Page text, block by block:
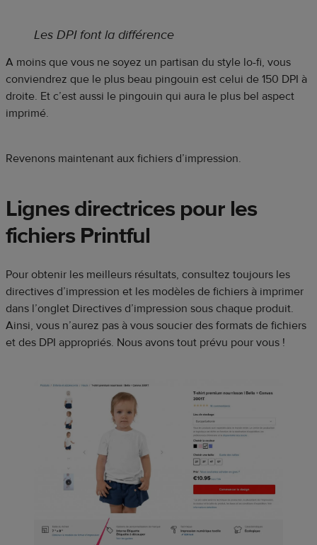
Les DPI font la différence
A moins que vous ne soyez un partisan du style lo-fi, vous
conviendrez que le plus beau pingouin est celui de 150 DPI à
droite. Et c’est aussi le pingouin qui aura le plus bel aspect
imprimé.
Revenons maintenant aux fichiers d’impression.
Lignes directrices pour les
fichiers Printful
Pour obtenir les meilleurs résultats, consultez toujours les
directives d’impression et les modèles de fichiers à imprimer
dans l’onglet Directives d’impression sous chaque produit.
Ainsi, vous n’aurez pas à vous soucier des formats de fichiers
et des DPI appropriés. Nous avons tout prévu pour vous !